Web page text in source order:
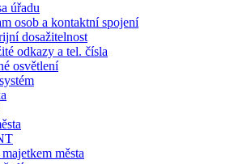
úřadu
osob a kontaktní spojení
dosažitelnost
odkazy a tel. čísla
osvětlení
města